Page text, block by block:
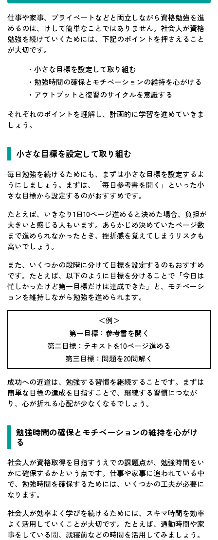
仕事や家事、プライベートなどと両立しながら資格勉強を進
めるのは、けして簡単なことではありません。社会人が資格
勉強を続けていくためには、下記のポイントを押さえること
が大切です。
・小さな目標を設定して取り組む
・勉強時間の確保とモチベーションの維持を心がける
・アウトプットと復習のサイクルを意識する
それぞれのポイントを理解し、計画的に学習を進めていきま
しょう。
小さな目標を設定して取り組む
毎日勉強を続けるためにも、まずは小さな目標を設定するよ
うにしましょう。まずは、「毎日参考書を開く」といった小
さな目標から設定するのがおすすめです。
たとえば、いきなり1日10ページ進めると決めた場合、負担が
大きいと感じる人もいます。あらかじめ決めていたページ数
まで進められなかったとき、挫折感を覚えてしまうリスクも
高いでしょう。
また、いくつかの段階に分けて目標を設定するのもおすすめ
です。たとえば、以下のように目標を分けることで「今日は
忙しかったけど第一目標だけは達成できた」と、モチベーシ
ョンを維持しながら勉強を進められます。
＜例＞
第一目標：参考書を開く
第二目標：テキストを10ページ進める
第三目標：問題を20問解く
成功への近道は、勉強する習慣を継続することです。まずは
簡単な目標の達成を目指すことで、継続する習慣につなが
り、心が折れる心配が少なくなるでしょう。
勉強時間の確保とモチベーションの維持を心がけ
る
社会人が資格取得を目指すうえでの課題点が、勉強時間をい
かに確保するかという点です。仕事や家事に追われている中
で、勉強時間を確保するためには、いくつかの工夫が必要に
なります。
社会人が効率よく学びを続けるためには、スキマ時間を効率
よく活用していくことが大切です。たとえば、通勤時間や家
事をしている間、就寝前などの時間を活用してみましょう。